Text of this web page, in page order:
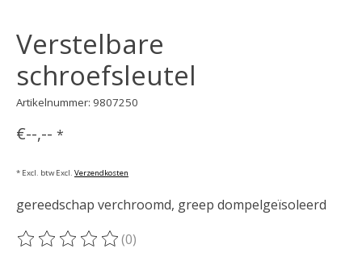
Verstelbare
schroefsleutel
Artikelnummer: 9807250
€--,-- *
* Excl. btw Excl. Verzendkosten
gereedschap verchroomd, greep dompelgeïsoleerd
De beoordeling van dit product is
(0)